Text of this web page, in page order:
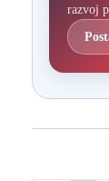
razvoj